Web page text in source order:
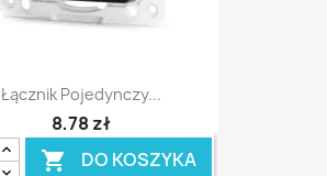
Łącznik Pojedynczy...
8,78 zł
 DO KOSZYKA